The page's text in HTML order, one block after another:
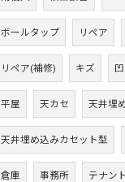
ボールタップ リペア
リペア(補修) キズ
平屋 天カセ 天井埋
天井埋め込みカセット型
倉庫 事務所 テナント